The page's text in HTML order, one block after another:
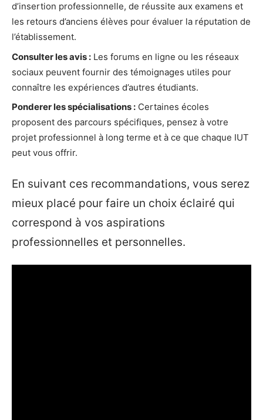
d’insertion professionnelle, de réussite aux examens et
les retours d’anciens élèves pour évaluer la réputation de
l’établissement.
Consulter les avis : Les forums en ligne ou les réseaux
sociaux peuvent fournir des témoignages utiles pour
connaître les expériences d’autres étudiants.
Ponderer les spécialisations : Certaines écoles
proposent des parcours spécifiques, pensez à votre
projet professionnel à long terme et à ce que chaque IUT
peut vous offrir.
En suivant ces recommandations, vous serez
mieux placé pour faire un choix éclairé qui
correspond à vos aspirations
professionnelles et personnelles.